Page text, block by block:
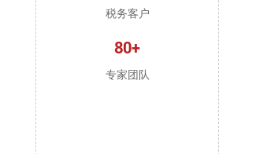
税务客户
80+
专家团队